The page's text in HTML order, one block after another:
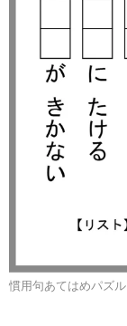
慣用句あてはめパズル